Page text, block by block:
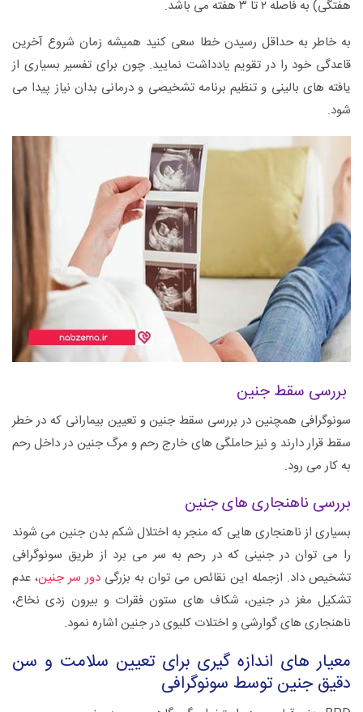
هفتگی) به فاصله ۲ تا ۳ هفته می باشد.
به خاطر به حداقل رسیدن خطا سعی کنید همیشه زمان شروع آخرین
قاعدگی خود را در تقویم یادداشت نمایید. چون برای تفسیر بسیاری از
یافته های بالینی و تنظیم برنامه تشخیصی و درمانی بدان نیاز پیدا می
شود.
بررسی سقط جنین
سونوگرافی همچنین در بررسی سقط جنین و تعیین بیمارانی که در خطر
سقط قرار دارند و نیز حاملگی های خارج رحم و مرگ جنین در داخل رحم
به کار می رود.
بررسی ناهنجاری های جنین
بسیاری از ناهنجاری هایی که منجر به اختلال شکم بدن جنین می شوند
را می توان در جنینی که در رحم به سر می برد از طریق سونوگرافی
تشخیص داد. ازجمله این نقائص می توان به بزرگی دور سر جنین، عدم
تشکیل مغز در جنین، شکاف های ستون فقرات و بیرون زدی نخاع،
ناهنجاری های گوارشی و اختلات کلیوی در جنین اشاره نمود.
معیار های اندازه گیری برای تعیین سلامت و سن
دقیق جنین توسط سونوگرافی